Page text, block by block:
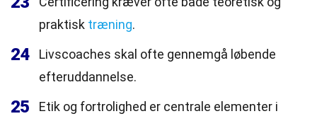
praktisk træning.
24
Livscoaches skal ofte gennemgå løbende
efteruddannelse.
25
Etik og fortrolighed er centrale elementer i